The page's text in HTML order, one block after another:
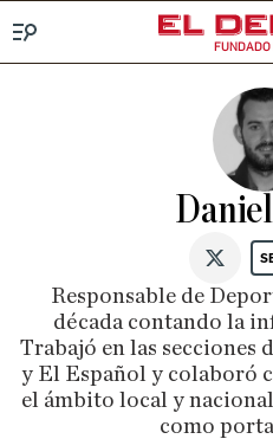
FUNDADO
Responsable de
década contando la
Trabajó en las secciones
y El Español y colaboró
el ámbito local y
como